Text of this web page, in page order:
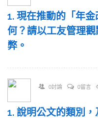
1. 現在推動的「年
何？請以工友管理
弊。
0討論 0留言
1. 說明公文的類別，